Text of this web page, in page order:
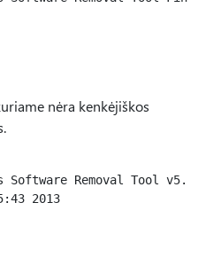
nėra kenkėjiškos
Software Removal Tool
2013